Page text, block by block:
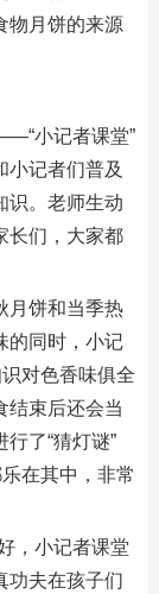
物月饼的来源
小记者课堂”
小记者们普及
识。老师生动
长们，大家都
月饼和当季热
的同时，小记
对色香味俱全
结束后还会当
了“猜灯谜”
在其中，非常
，小记者课堂
功夫在孩子们